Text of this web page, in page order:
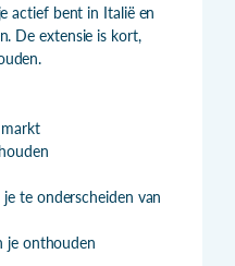
actief bent in Italië en
De extensie is kort,
te onderscheiden van
je onthouden